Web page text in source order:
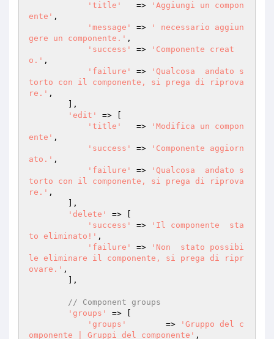
'title'
   =>
'Aggiungi un compon
ente' ,
'message'
=>
' necessario aggiun
gere un componente.' ,
'success'
=>
'Componente creat
o.' ,
'failure'
=>
'Qualcosa  andato s
torto con il componente, si prega di riprova
re.' ,
'edit'
=> [
'title'
   =>
'Modifica un compon
ente' ,
'success'
=>
'Componente aggiorn
ato.' ,
'failure'
=>
'Qualcosa  andato s
torto con il componente, si prega di riprova
re.' ,
'delete'
=> [
'success'
=>
'Il componente  sta
to eliminato!' ,
'failure'
=>
'Non  stato possibi
le eliminare il componente, si prega di ripr
ovare.' ,
// Component groups
'groups'
=> [
'groups'
        =>
'Gruppo del c
omponente | Gruppi del componente' ,